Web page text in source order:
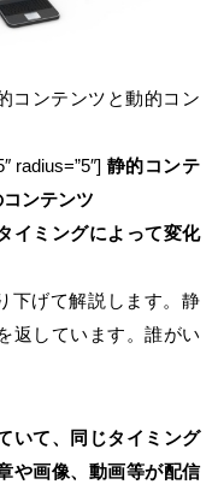
コンテンツと動的コン
radius=”5″] 静的コンテ
ンテンツ
ミングによって変化
下げて解説します。静
返しています。誰がい
いて、同じタイミング
や画像、動画等が配信